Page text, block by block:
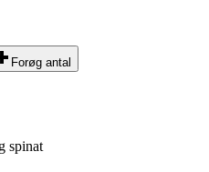
Forøg antal
spinat